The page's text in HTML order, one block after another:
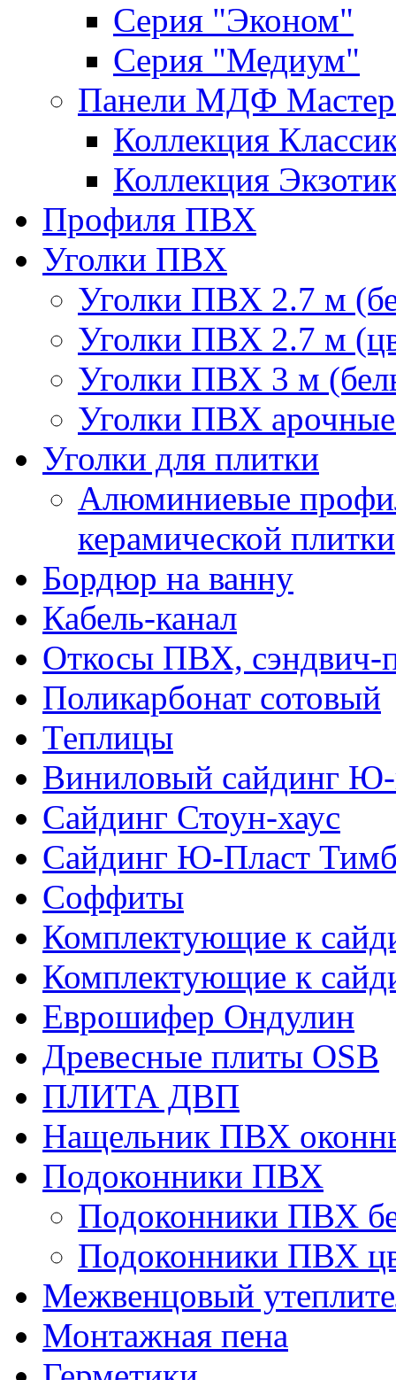
Серия "Эконом"
Серия "Медиум"
Панели МДФ
Коллекция
Коллекция
Профиля ПВХ
Уголки ПВХ
Уголки ПВХ 2.7 м
Уголки ПВХ 2.7 м
Уголки ПВХ 3 м
Уголки ПВХ
Уголки для плитки
Алюминиевые
керамической плитки
Бордюр на ванну
Кабель-канал
Откосы ПВХ, сэндвич-
Поликарбонат сотовый
Теплицы
Виниловый сайдинг Ю-
Сайдинг Стоун-хаус
Сайдинг Ю-Пласт
Соффиты
Комплектующие к
Комплектующие к
Еврошифер Ондулин
Древесные плиты OSB
ПЛИТА ДВП
Нащельник ПВХ
Подоконники ПВХ
Подоконники ПВХ
Подоконники ПВХ
Межвенцовый
Монтажная пена